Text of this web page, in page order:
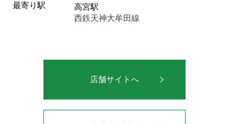
最寄り駅
高宮駅
西鉄天神大牟田線
店舗サイトへ